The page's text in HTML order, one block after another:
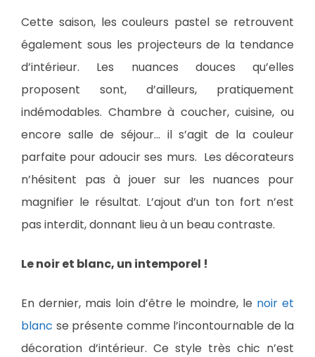
Cette saison, les couleurs pastel se retrouvent
également sous les projecteurs de la tendance
d’intérieur. Les nuances douces qu’elles
proposent sont, d’ailleurs, pratiquement
indémodables. Chambre à coucher, cuisine, ou
encore salle de séjour… il s’agit de la couleur
parfaite pour adoucir ses murs. Les décorateurs
n’hésitent pas à jouer sur les nuances pour
magnifier le résultat. L’ajout d’un ton fort n’est
pas interdit, donnant lieu à un beau contraste.
Le noir et blanc, un intemporel !
En dernier, mais loin d’être le moindre, le noir et
blanc se présente comme l’incontournable de la
décoration d’intérieur. Ce style très chic n’est